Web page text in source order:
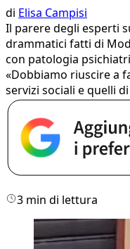
di Elisa Campisi
Il parere degli esperti
drammatici fatti di
con patologia
«Dobbiamo riuscire a
servizi sociali e quelli
3 min di lettura